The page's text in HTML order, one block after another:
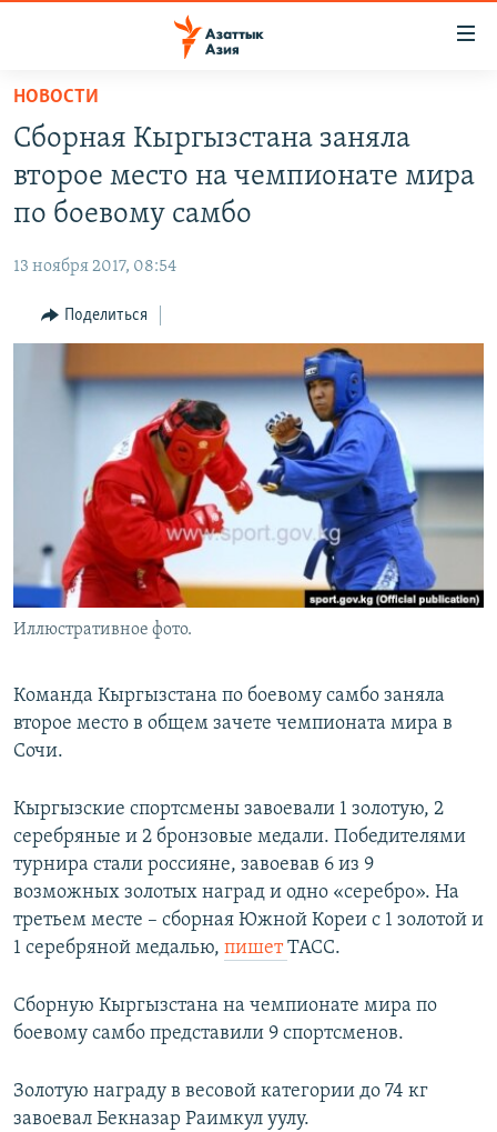
Вернуться
основному
содержанию
Вернутся
главной
навигации
Вернутся
ЦЕНТРАЛЬНАЯ АЗИЯ
КАЗАХСТАН
КЫРГЫЗСТАН
ТАДЖИКИСТАН
НОВОСТИ
ВОЙНА В УКРАИНЕ
ҚАЗАҚША
КЫРГЫЗЧА
ТОҶИКӢ
Все сайты РСЕ/РС
НОВОСТИ
Сборная Кыргызстана заняла
второе место на чемпионате мира
по боевому самбо
13 ноября 2017, 08:54
Поделиться
Иллюстративное фото.
Команда Кыргызстана по боевому самбо заняла
второе место в общем зачете чемпионата мира в
Сочи.
Кыргызские спортсмены завоевали 1 золотую, 2
серебряные и 2 бронзовые медали. Победителями
турнира стали россияне, завоевав 6 из 9
возможных золотых наград и одно «серебро». На
третьем месте – сборная Южной Кореи с 1 золотой и
1 серебряной медалью, пишетТАСС.
Сборную Кыргызстана на чемпионате мира по
боевому самбо представили 9 спортсменов.
Золотую награду в весовой категории до 74 кг
завоевал Бекназар Раимкул уулу.